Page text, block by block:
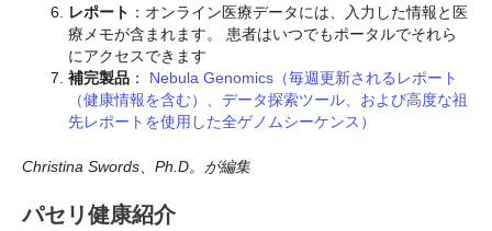
レポート ：オンライン医療データには、入力した情報と医
療メモが含まれます。 患者はいつでもポータルでそれら
にアクセスできます
補完製品 ：
Nebula Genomics（毎週更新されるレポート
（健康情報を含む）、データ探索ツール、および高度な祖
先レポートを使用した全ゲノムシーケンス）
Christina Swords、Ph.D。が編集
パセリ健康紹介